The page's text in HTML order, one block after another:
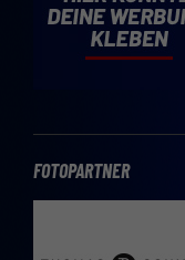
FOTOPARTNER